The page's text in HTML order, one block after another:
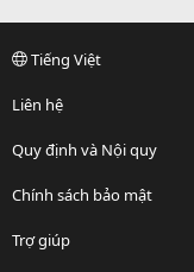
Tiếng Việt
Liên hệ
Quy định và Nội quy
Chính sách bảo mật
Trợ giúp